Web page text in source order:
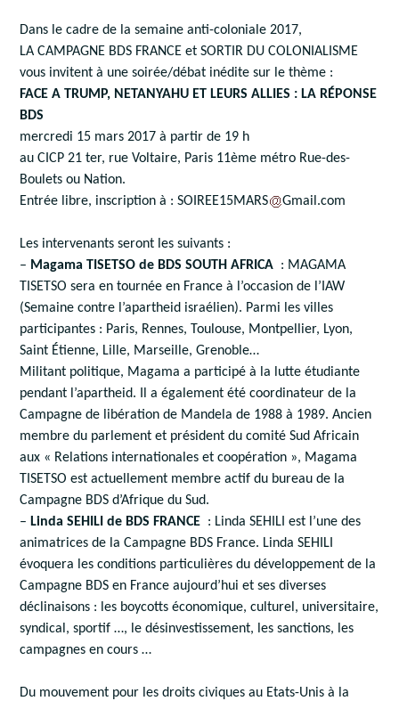
Dans le cadre de la semaine anti-coloniale 2017,
LA CAMPAGNE BDS FRANCE et SORTIR DU COLONIALISME
vous invitent à une soirée/débat inédite sur le thème :
FACE A TRUMP, NETANYAHU ET LEURS ALLIES : LA RÉPONSE
BDS
mercredi 15 mars 2017 à partir de 19 h
au CICP 21 ter, rue Voltaire, Paris 11ème métro Rue-des-
Boulets ou Nation.
Entrée libre, inscription à : SOIREE15MARS
Gmail.com
Les intervenants seront les suivants :
– Magama TISETSO de BDS SOUTH AFRICA : MAGAMA
TISETSO sera en tournée en France à l’occasion de l’IAW
(Semaine contre l’apartheid israélien). Parmi les villes
participantes : Paris, Rennes, Toulouse, Montpellier, Lyon,
Saint Étienne, Lille, Marseille, Grenoble…
Militant politique, Magama a participé à la lutte étudiante
pendant l’apartheid. Il a également été coordinateur de la
Campagne de libération de Mandela de 1988 à 1989. Ancien
membre du parlement et président du comité Sud Africain
aux « Relations internationales et coopération », Magama
TISETSO est actuellement membre actif du bureau de la
Campagne BDS d’Afrique du Sud.
– Linda SEHILI de BDS FRANCE : Linda SEHILI est l’une des
animatrices de la Campagne BDS France. Linda SEHILI
évoquera les conditions particulières du développement de la
Campagne BDS en France aujourd’hui et ses diverses
déclinaisons : les boycotts économique, culturel, universitaire,
syndical, sportif …, le désinvestissement, les sanctions, les
campagnes en cours …
Du mouvement pour les droits civiques au Etats-Unis à la